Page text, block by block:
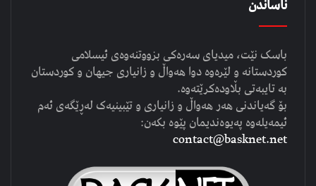
ناساندن
باسک نێت، میدیای سەرەکی بزووتنەوەی ئیسلامی
کوردستانە و لێرەوە دوا هەواڵ و زانیاری جیهان و کوردستان
بە تایبەتی بڵاودەکرێتەوە.
بۆ گەیاندنی هەر هەواڵ و زانیاری و تێبینیەک لەڕێگەی ئەم
ئیمەیلەوە پەیوەندیمان پێوە بکەن:
contact@basknet.net